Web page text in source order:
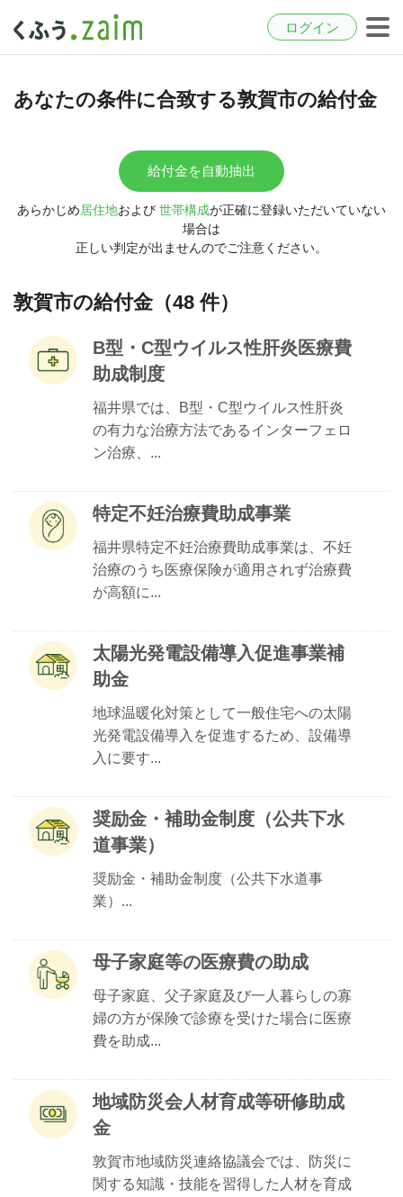
ログイン
あなたの条件に合致する敦賀市の給付金
給付金を自動抽出
あらかじめ居住地および 世帯構成が正確に登録いただいていない
場合は
正しい判定が出ませんのでご注意ください。
敦賀市の給付金（48 件）
B型・C型ウイルス性肝炎医療費
助成制度
福井県では、B型・C型ウイルス性肝炎
の有力な治療方法であるインターフェロ
ン治療、...
特定不妊治療費助成事業
福井県特定不妊治療費助成事業は、不妊
治療のうち医療保険が適用されず治療費
が高額に...
太陽光発電設備導入促進事業補
助金
地球温暖化対策として一般住宅への太陽
光発電設備導入を促進するため、設備導
入に要す...
奨励金・補助金制度（公共下水
道事業）
奨励金・補助金制度（公共下水道事
業）...
母子家庭等の医療費の助成
母子家庭、父子家庭及び一人暮らしの寡
婦の方が保険で診療を受けた場合に医療
費を助成...
地域防災会人材育成等研修助成
金
敦賀市地域防災連絡協議会では、防災に
関する知識・技能を習得した人材を育成